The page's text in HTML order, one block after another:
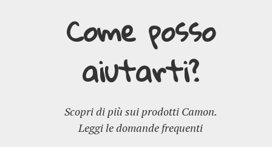
Come posso
aiutarti?
Scopri di più sui prodotti Camon.
Leggi le domande frequenti